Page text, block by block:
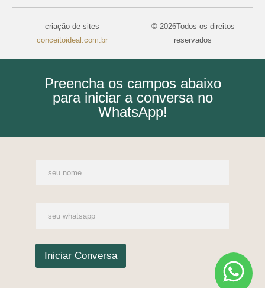
criação de sites
conceitoideal.com.br
© 2026Todos os direitos
reservados
Preencha os campos abaixo
para iniciar a conversa no
WhatsApp!
*
W
a
Iniciar Conversa